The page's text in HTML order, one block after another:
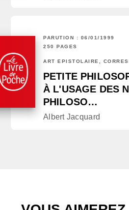
PARUTION : 06/01/1999
250 PAGES
ART ÉPISTOLAIRE,
PETITE
À L'USAGE DES
PHILOSO…
Albert Jacquard